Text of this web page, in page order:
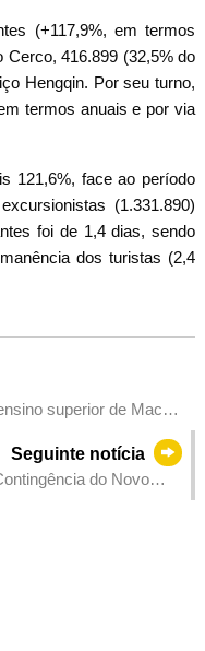
(+117,9%, em termos
Cerco, 416.899 (32,5% do
Hengqin. Por seu turno,
termos anuais e por via
121,6%, face ao período
(1.331.890)
foi de 1,4 dias, sendo
dos turistas (2,4
superior de Macau
Seguinte notícia
do Novo